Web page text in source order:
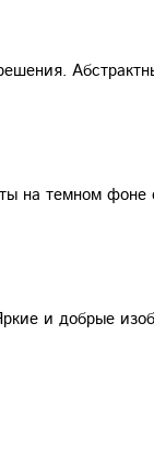
на темном
и добрые